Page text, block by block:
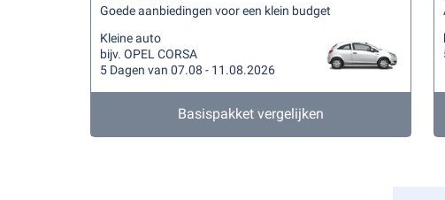
Goede aanbiedingen voor een klein budget
Kleine auto
bijv. OPEL CORSA
5 Dagen van 07.08 - 11.08.2026
Basispakket vergelijken